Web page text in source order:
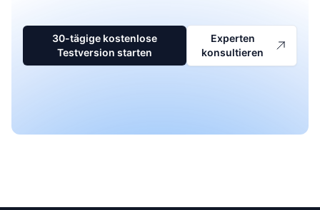
30-tägige kostenlose
Testversion starten
Experten
konsultieren